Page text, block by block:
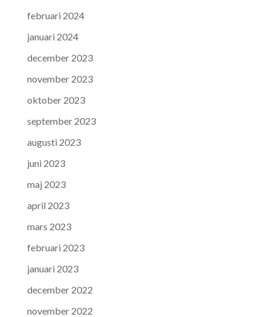
februari 2024
januari 2024
december 2023
november 2023
oktober 2023
september 2023
augusti 2023
juni 2023
maj 2023
april 2023
mars 2023
februari 2023
januari 2023
december 2022
november 2022